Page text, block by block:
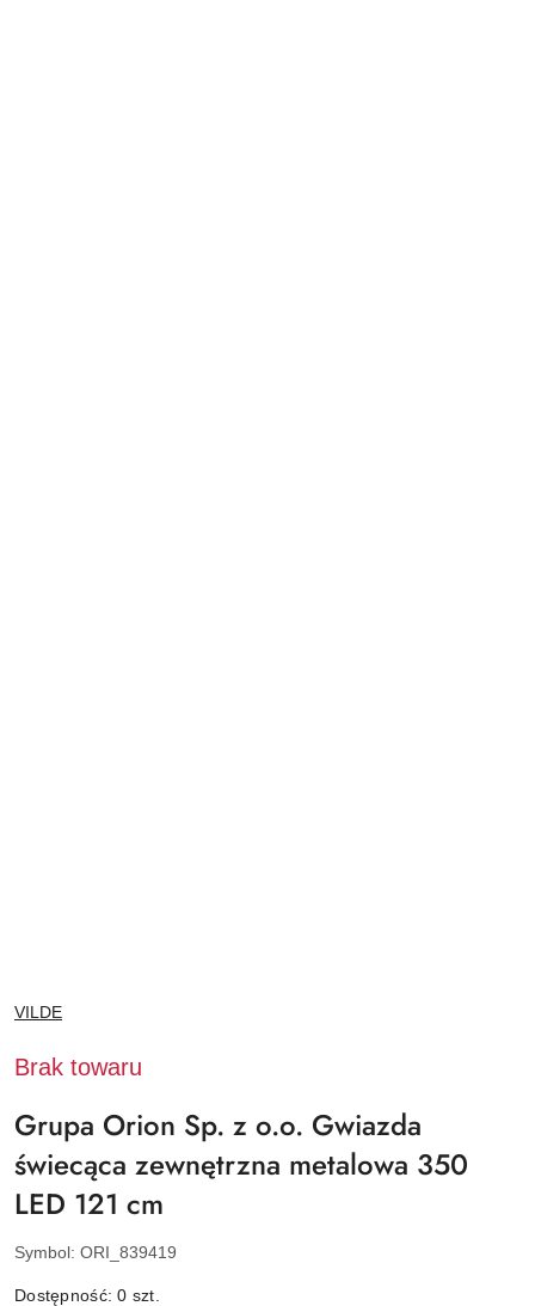
NAZWA
PRODUCENTA:
VILDE
Brak towaru
Grupa Orion Sp. z o.o. Gwiazda
świecąca zewnętrzna metalowa 350
LED 121 cm
Symbol: ORI_839419
Dostępność:0 szt.